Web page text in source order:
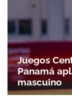
Juegos
Panamá
mascuino